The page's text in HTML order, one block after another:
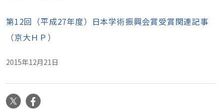
第12回（平成27年度）日本学術振興会賞受賞関連記事
（京大ＨＰ）
2015年12月21日
X